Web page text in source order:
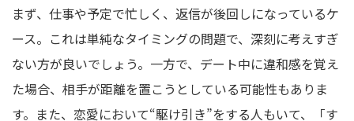
まず、仕事や予定で忙しく、返信が後回しになっているケ
ース。これは単純なタイミングの問題で、深刻に考えすぎ
ない方が良いでしょう。一方で、デート中に違和感を覚え
た場合、相手が距離を置こうとしている可能性もありま
す。また、恋愛において“駆け引き”をする人もいて、「す